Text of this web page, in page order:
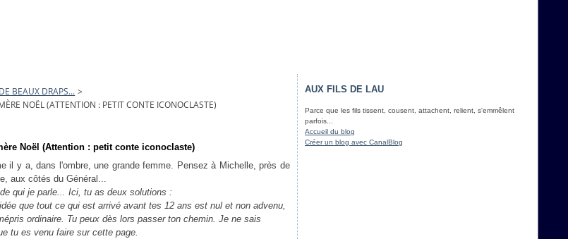
BEAUX DRAPS... >
NOËL (ATTENTION : PETIT CONTE ICONOCLASTE)
Noël (Attention : petit conte iconoclaste)
il y a, dans l'ombre, une grande femme. Pensez à Michelle, près de
aux côtés du Général...
qui je parle... Ici, tu as deux solutions :
que tout ce qui est arrivé avant tes 12 ans est nul et non advenu,
ordinaire. Tu peux dès lors passer ton chemin. Je ne sais
tu es venu faire sur cette page.
AUX FILS DE LAU
Parce que les fils tissent, cousent, attachent, relient, s'emmêlent
parfois...
Accueil du blog
Créer un blog avec CanalBlog